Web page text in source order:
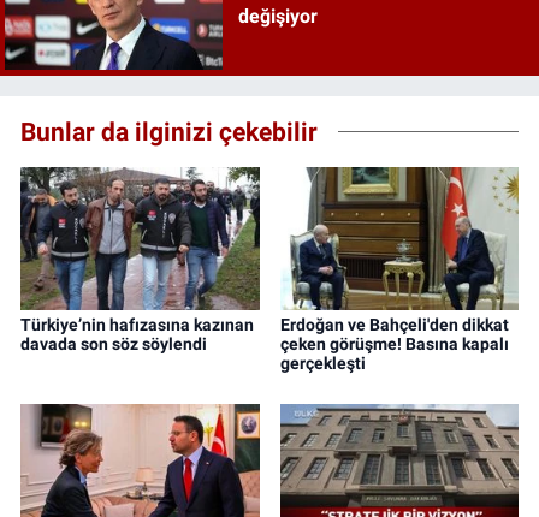
değişiyor
Bunlar da ilginizi çekebilir
Türkiye’nin hafızasına kazınan
davada son söz söylendi
Erdoğan ve Bahçeli'den dikkat
çeken görüşme! Basına kapalı
gerçekleşti